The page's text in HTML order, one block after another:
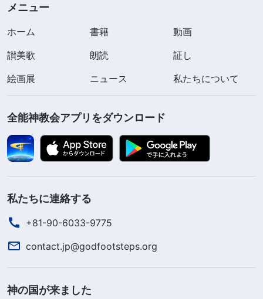
て仕事にも行けないのに、全能神に祈ったとたん、
力が戻ってくるのです。それ以降、頑なだった心が
少しずつ揺らぎ始めました。全能神は本当に主イエ
スの再来なのだろうか？ と。そして、真の道を調
その日、親せきの家で東方閃電の人たちが福音
を説いているのを見ました。ひとりの姉妹が律法の
時代から恵みの時代にかけての神の働きや、十字架
にかけられ、人の罪を贖った主イエスの働きについ
て話していました。その後主イエスの言葉と聖書の
表し、裁きの働きを行い、人の罪深い本性を消し去
り、人を徹底的に清め、救い、神の国に連れていく
と説明しました。さらに携挙についてや、賢い乙女
と愚かな乙女などにも触れました。その交わりはと
メニュー
ホーム 書籍
動画
讃美歌
朗読
証し
絵画展
ニュース 私たちについて
全能神教会アプリをダウンロード
私たちに連絡する
+81-90-6033-9775
contact.jp@godfootsteps.org
神の国が来ました